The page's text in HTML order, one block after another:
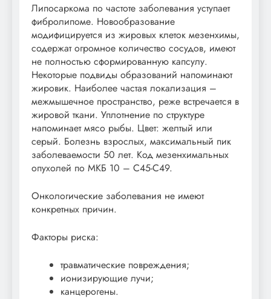
Липосаркома по частоте заболевания уступает
фибролипоме. Новообразование
модифицируется из жировых клеток мезенхимы,
содержат огромное количество сосудов, имеют
не полностью сформированную капсулу.
Некоторые подвиды образований напоминают
жировик. Наиболее частая локализация –
межмышечное пространство, реже встречается в
жировой ткани. Уплотнение по структуре
напоминает мясо рыбы. Цвет: желтый или
серый. Болезнь взрослых, максимальный пик
заболеваемости 50 лет. Код мезенхимальных
опухолей по МКБ 10 – С45-С49.
Онкологические заболевания не имеют
конкретных причин.
Факторы риска:
травматические повреждения;
ионизирующие лучи;
канцерогены.